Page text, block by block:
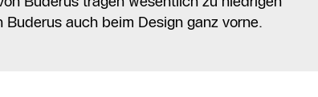
auch beim Design ganz vorne.